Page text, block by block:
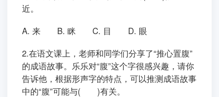
近。
A. 来 B. 眯 C. 目 D. 眼
2.在语文课上，老师和同学们分享了“推心置腹”
的成语故事。乐乐对“腹”这个字很感兴趣，请你
告诉他，根据形声字的特点，可以推测成语故事
中的“腹”可能与( )有关。